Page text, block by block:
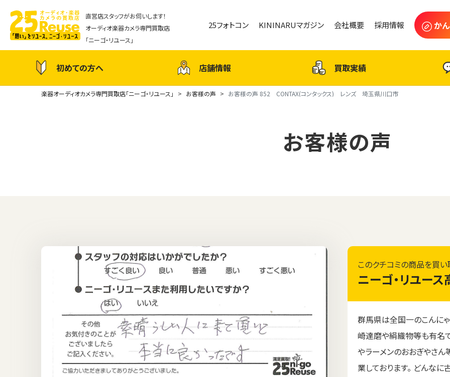
直営店スタッフがお伺いします！
オーディオ楽器カメラ専門買取店
「ニーゴ・リユース」
25フォトコン KININARUマガジン 会社概要 採用情報 か
初めての方へ 店舗情報 買取実績
楽器オーディオカメラ専門買取店「ニーゴ・リユース」 お客様の声 お客様の声 852 CONTAX(コンタックス) レンズ 埼玉県川口市
お客様の声
このクチコミの商品を買
ニーゴ・リユー
群馬県は全国一のこんにゃ
崎達磨や絹織物等も有名
やラーメンのおおぎやさ
業しております。 どんな